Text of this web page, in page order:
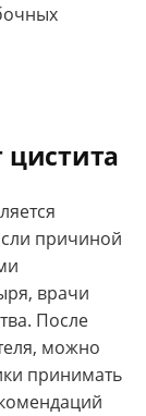
причиной
врачи
После
можно
принимать